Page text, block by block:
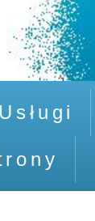
Usługi